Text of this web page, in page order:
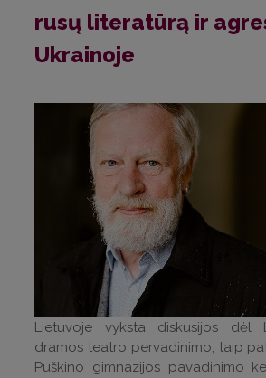
rusų literatūrą ir
Ukrainoje
Lietuvoje vyksta diskusijos dėl
dramos teatro pervadinimo, taip
Puškino gimnazijos pavadinimo